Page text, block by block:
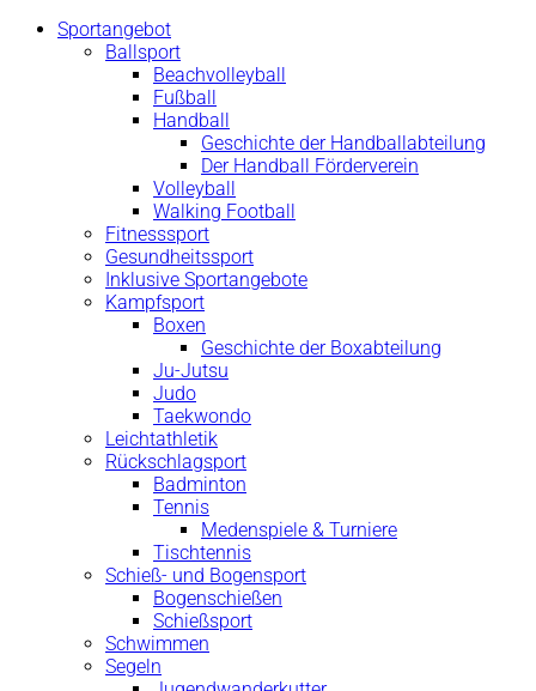
Sportangebot
Ballsport
Beachvolleyball
Fußball
Handball
Geschichte der Handballabteilung
Der Handball Förderverein
Volleyball
Walking Football
Fitnesssport
Gesundheitssport
Inklusive Sportangebote
Kampfsport
Boxen
Geschichte der Boxabteilung
Ju-Jutsu
Judo
Taekwondo
Leichtathletik
Rückschlagsport
Badminton
Tennis
Medenspiele & Turniere
Tischtennis
Schieß- und Bogensport
Bogenschießen
Schießsport
Schwimmen
Segeln